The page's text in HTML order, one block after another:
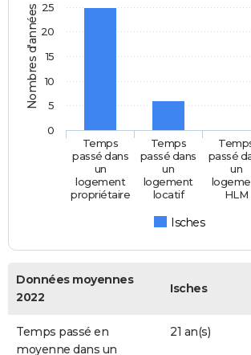
Nombres d'années
Isches
Temps
passé dans
un
logement
propriétaire
Temps
passé dans
un
logement
locatif
passé
un
HLM
0
5
10
15
20
25
Données moyennes
2022
Isches
Temps passé en
moyenne dans un
21 an(s)